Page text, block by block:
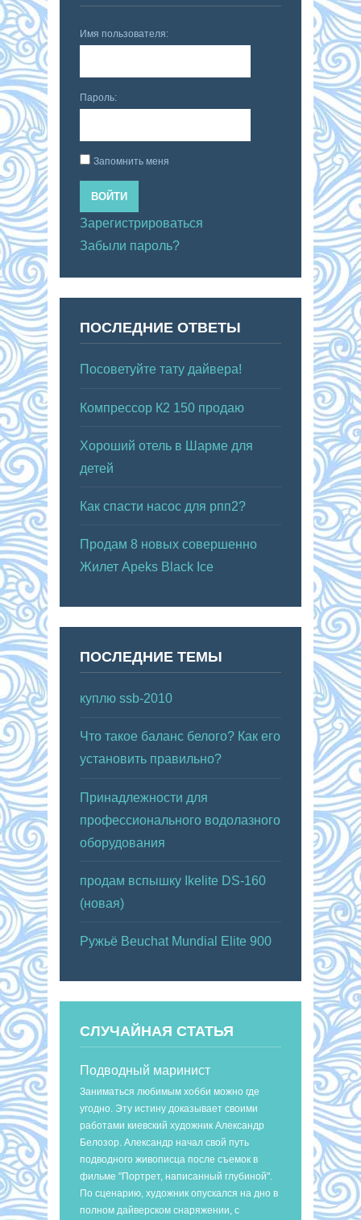
Имя пользователя:
Пароль:
Запомнить меня
ВОЙТИ
Зарегистрироваться
Забыли пароль?
ПОСЛЕДНИЕ ОТВЕТЫ
Посоветуйте тату дайвера!
Компрессор К2 150 продаю
Хороший отель в Шарме для
детей
Как спасти насос для рпп2?
Продам 8 новых совершенно
Жилет Apeks Black Ice
ПОСЛЕДНИЕ ТЕМЫ
куплю ssb-2010
Что такое баланс белого? Как его
установить правильно?
Принадлежности для
профессионального водолазного
оборудования
продам вспышку Ikelite DS-160
(новая)
Ружьё Beuchat Mundial Elite 900
СЛУЧАЙНАЯ СТАТЬЯ
Подводный маринист
Заниматься любимым хобби можно где
угодно. Эту истину доказывает своими
работами киевский художник Александр
Белозор. Александр начал свой путь
подводного живописца после съемок в
фильме "Портрет, написанный глубиной".
По сценарию, художник опускался на дно в
полном дайверском снаряжении, с